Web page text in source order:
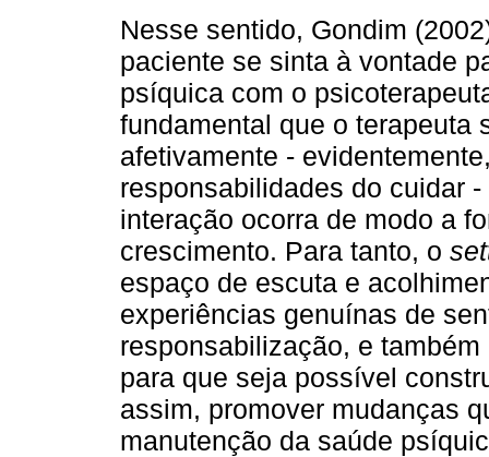
Nesse sentido, Gondim
paciente se sinta à vontade
psíquica com o
fundamental que o terapeuta
afetivamente -
responsabilidades do cuidar
interação ocorra de modo a
crescimento. Para tanto, o
espaço de escuta e
experiências genuínas de
responsabilização, e
para que seja possível
assim, promover mudanças
manutenção da saúde